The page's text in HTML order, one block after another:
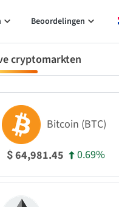
Beoordelingen
cryptomarkten
Bitcoin (BTC)
$64,981.45 0.69%